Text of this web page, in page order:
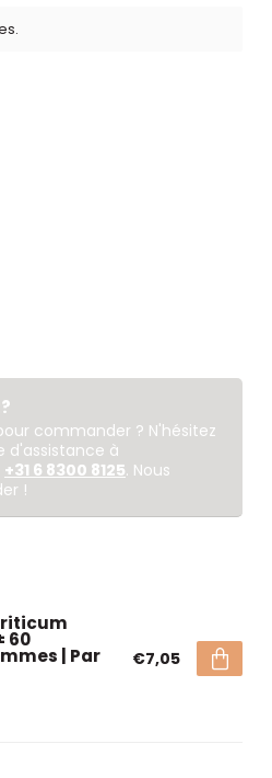
commander ? N'hésitez
d'assistance à
+31 6 8300 8125. Nous
!
60
| Par €7,05